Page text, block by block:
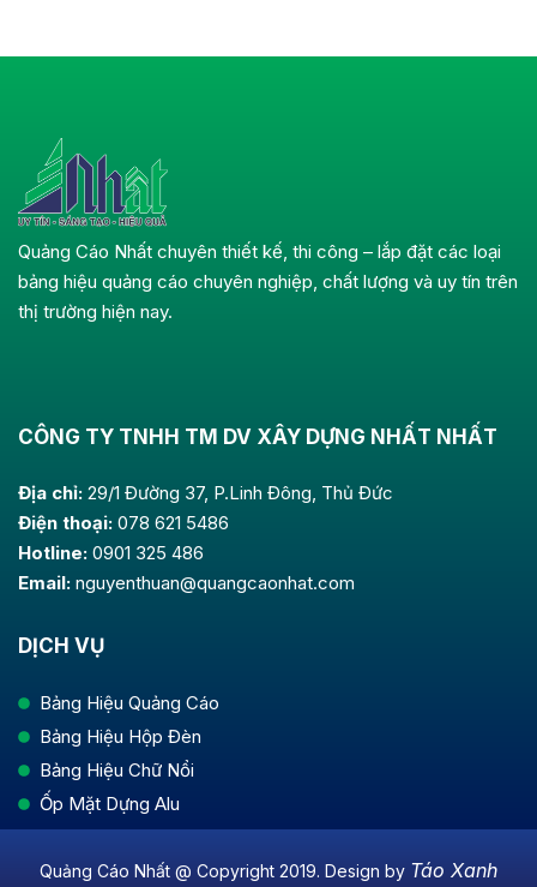
Quảng Cáo Nhất chuyên thiết kế, thi công – lắp đặt các loại
bảng hiệu quảng cáo chuyên nghiệp, chất lượng và uy tín trên
thị trường hiện nay.
CÔNG TY TNHH TM DV XÂY DỰNG NHẤT NHẤT
Địa chỉ: 29/1 Đường 37, P.Linh Đông, Thủ Đức
Điện thoại: 078 621 5486
Hotline: 0901 325 486
Email: nguyenthuan@quangcaonhat.com
DỊCH VỤ
Bảng Hiệu Quảng Cáo
Bảng Hiệu Hộp Đèn
Bảng Hiệu Chữ Nổi
Ốp Mặt Dựng Alu
Quảng Cáo Nhất @ Copyright 2019. Design by Táo Xanh